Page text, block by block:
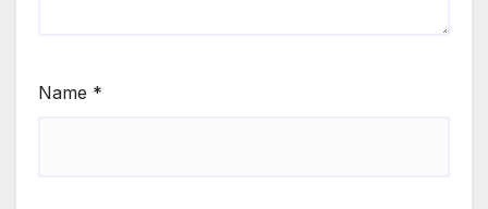
Name *